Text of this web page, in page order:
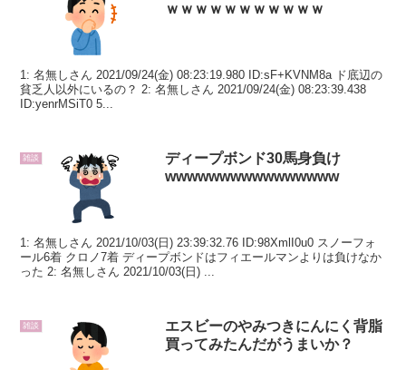
ｗｗｗｗｗｗｗｗｗｗｗ
1: 名無しさん 2021/09/24(金) 08:23:19.980 ID:sF+KVNM8a ド底辺の
貧乏人以外にいるの？ 2: 名無しさん 2021/09/24(金) 08:23:39.438
ID:yenrMSiT0 5...
雑談
ディープボンド30馬身負け
wwwwwwwwwwwwwwww
1: 名無しさん 2021/10/03(日) 23:39:32.76 ID:98XmlI0u0 スノーフォ
ール6着 クロノ7着 ディープボンドはフィエールマンよりは負けなか
った 2: 名無しさん 2021/10/03(日) ...
雑談
エスビーのやみつきにんにく背脂
買ってみたんだがうまいか？